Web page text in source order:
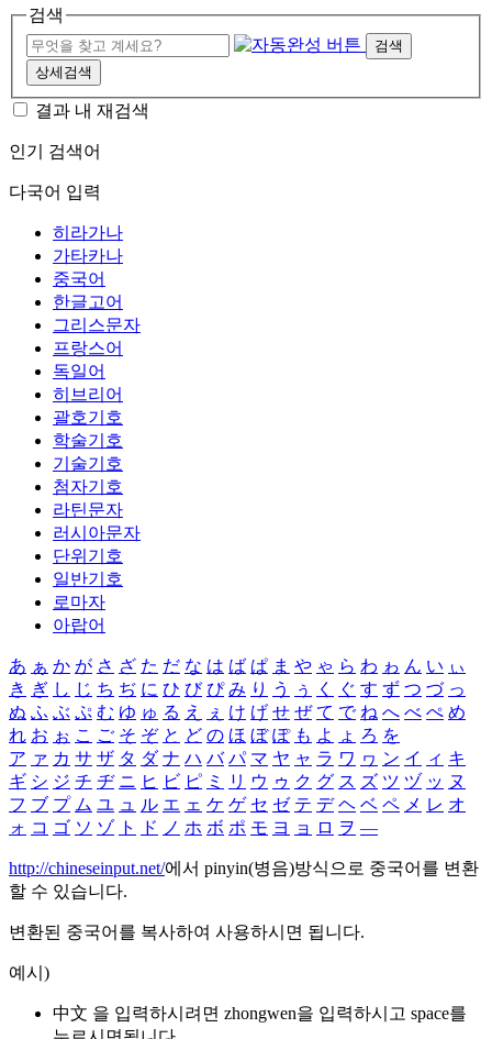
검색
검색
상세검색
결과 내 재검색
인기 검색어
다국어 입력
히라가나
가타카나
중국어
한글고어
그리스문자
프랑스어
독일어
히브리어
괄호기호
학술기호
기술기호
첨자기호
라틴문자
러시아문자
단위기호
일반기호
로마자
아랍어
あ ぁ か が さ ざ た だ な は ば ぱ ま や ゃ ら わ ゎ ん い ぃ
き ぎ し じ ち ぢ に ひ び ぴ み り う ぅ く ぐ す ず つ づ っ
ぬ ふ ぶ ぷ む ゆ ゅ る え ぇ け げ せ ぜ て で ね へ べ ぺ め
れ お ぉ こ ご そ ぞ と ど の ほ ぼ ぽ も よ ょ ろ を
ア ァ カ サ ザ タ ダ ナ ハ バ パ マ ヤ ャ ラ ワ ヮ ン イ ィ キ
ギ シ ジ チ ヂ ニ ヒ ビ ピ ミ リ ウ ゥ ク グ ス ズ ツ ヅ ッ ヌ
フ ブ プ ム ユ ュ ル エ ェ ケ ゲ セ ゼ テ デ ヘ ベ ペ メ レ オ
ォ コ ゴ ソ ゾ ト ド ノ ホ ボ ポ モ ヨ ョ ロ ヲ ―
http://chineseinput.net/에서 pinyin(병음)방식으로 중국어를 변환
할 수 있습니다.
변환된 중국어를 복사하여 사용하시면 됩니다.
예시)
中文 을 입력하시려면 zhongwen을 입력하시고 space를